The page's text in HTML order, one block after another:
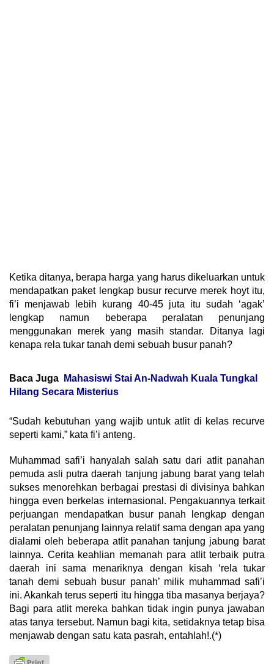
Ketika ditanya, berapa harga yang harus dikeluarkan untuk
mendapatkan paket lengkap busur recurve merek hoyt itu,
fi’i menjawab lebih kurang 40-45 juta itu sudah ‘agak’
lengkap namun beberapa peralatan penunjang
menggunakan merek yang masih standar. Ditanya lagi
kenapa rela tukar tanah demi sebuah busur panah?
Baca Juga
Mahasiswi Stai An-Nadwah Kuala Tungkal
Hilang Secara Misterius
“Sudah kebutuhan yang wajib untuk atlit di kelas recurve
seperti kami,” kata fi’i anteng.
Muhammad safi’i hanyalah salah satu dari atlit panahan
pemuda asli putra daerah tanjung jabung barat yang telah
sukses menorehkan berbagai prestasi di divisinya bahkan
hingga even berkelas internasional. Pengakuannya terkait
perjuangan mendapatkan busur panah lengkap dengan
peralatan penunjang lainnya relatif sama dengan apa yang
dialami oleh beberapa atlit panahan tanjung jabung barat
lainnya. Cerita keahlian memanah para atlit terbaik putra
daerah ini sama menariknya dengan kisah ‘rela tukar
tanah demi sebuah busur panah’ milik muhammad safi’i
ini. Akankah terus seperti itu hingga tiba masanya berjaya?
Bagi para atlit mereka bahkan tidak ingin punya jawaban
atas tanya tersebut. Namun bagi kita, setidaknya tetap bisa
menjawab dengan satu kata pasrah, entahlah!.(*)